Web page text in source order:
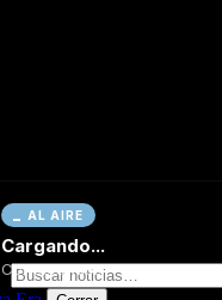
AL AIRE
Cargando...
Conectando...